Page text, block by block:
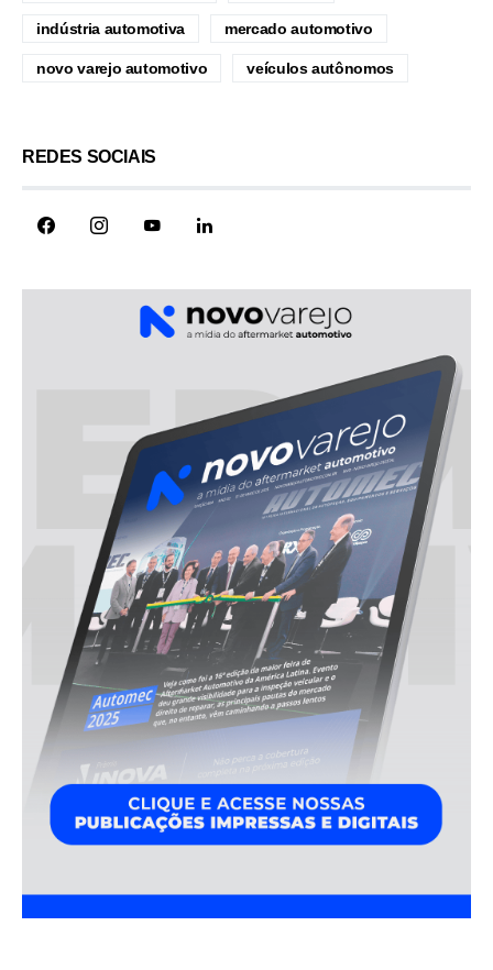
indústria automotiva mercado automotivo
novo varejo automotivo veículos autônomos
REDES SOCIAIS